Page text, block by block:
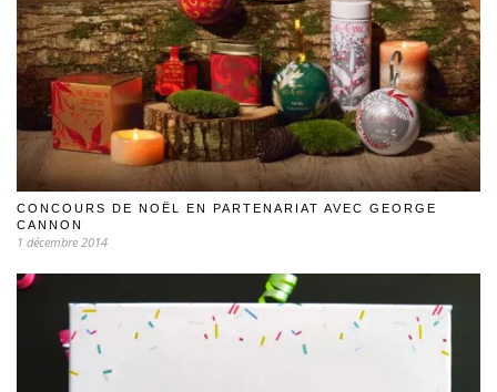
CONCOURS DE NOËL EN PARTENARIAT AVEC GEORGE
CANNON
1 décembre 2014